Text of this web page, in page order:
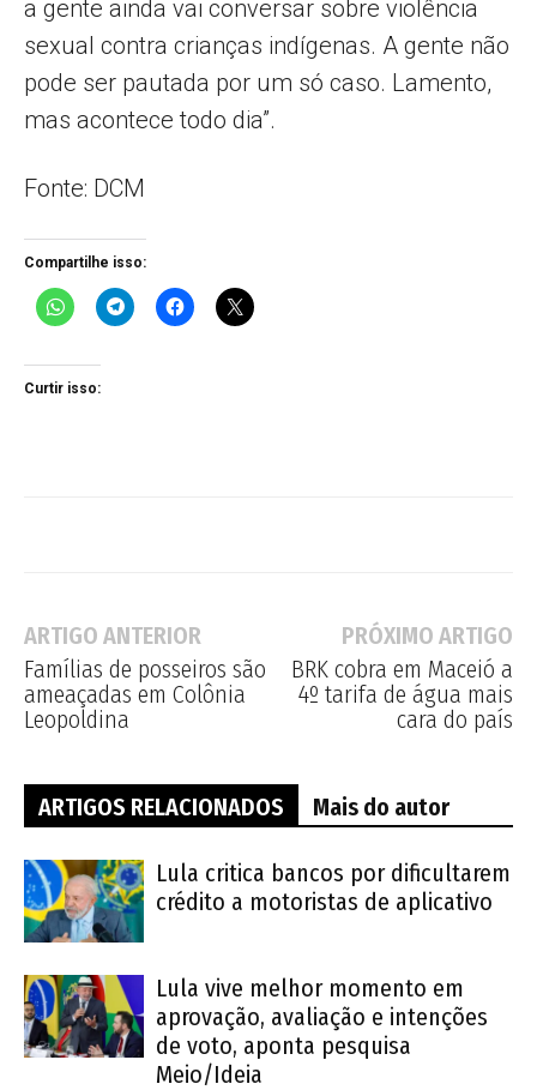
a gente ainda vai conversar sobre violência
sexual contra crianças indígenas. A gente não
pode ser pautada por um só caso. Lamento,
mas acontece todo dia”.
Fonte: DCM
Compartilhe isso:
Curtir isso:
ARTIGO ANTERIOR
Famílias de posseiros são
ameaçadas em Colônia
Leopoldina
PRÓXIMO ARTIGO
BRK cobra em Maceió a
4º tarifa de água mais
cara do país
ARTIGOS RELACIONADOS Mais do autor
Lula critica bancos por dificultarem
crédito a motoristas de aplicativo
Lula vive melhor momento em
aprovação, avaliação e intenções
de voto, aponta pesquisa
Meio/Ideia